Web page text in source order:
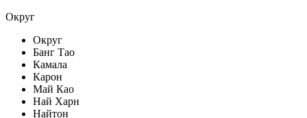
Округ
Округ
Банг Тао
Камала
Карон
Май Као
Най Харн
Найтон